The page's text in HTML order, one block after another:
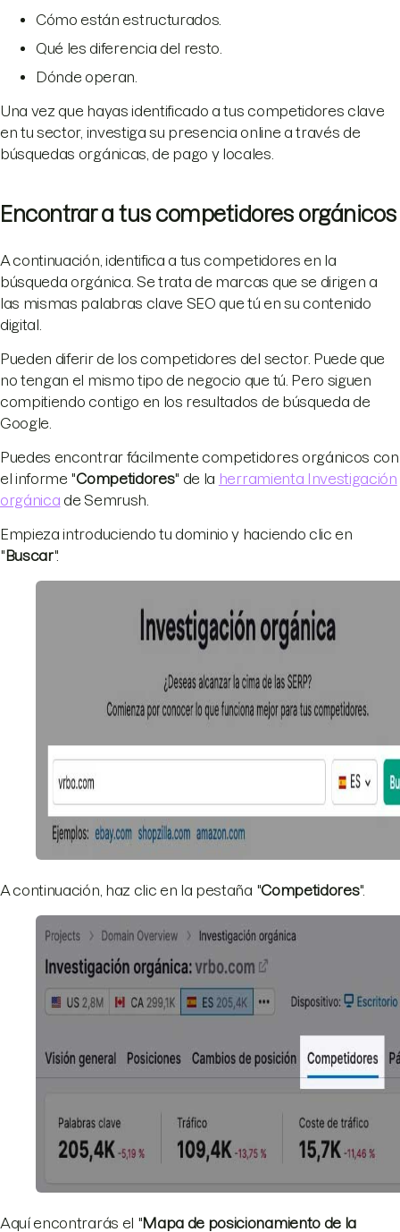
Cómo están estructurados.
Qué les diferencia del resto.
Dónde operan.
Una vez que hayas identificado a tus competidores clave
en tu sector, investiga su presencia online a través de
búsquedas orgánicas, de pago y locales.
Encontrar a tus competidores orgánicos
A continuación, identifica a tus competidores en la
búsqueda orgánica. Se trata de marcas que se dirigen a
las mismas palabras clave SEO que tú en su contenido
digital.
Pueden diferir de los competidores del sector. Puede que
no tengan el mismo tipo de negocio que tú. Pero siguen
compitiendo contigo en los resultados de búsqueda de
Google.
Puedes encontrar fácilmente competidores orgánicos con
el informe "Competidores" de la herramienta Investigación
orgánica de Semrush.
Empieza introduciendo tu dominio y haciendo clic en
"Buscar".
A continuación, haz clic en la pestaña "Competidores".
Aquí encontrarás el "Mapa de posicionamiento de la